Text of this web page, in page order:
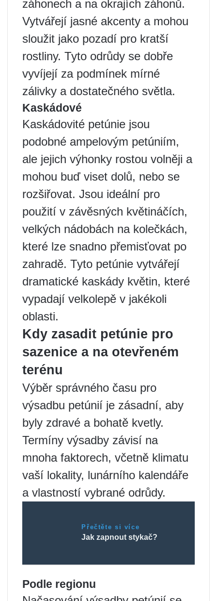
záhonech a na okrajích záhonů.
Vytvářejí jasné akcenty a mohou
sloužit jako pozadí pro kratší
rostliny. Tyto odrůdy se dobře
vyvíjejí za podmínek mírné
zálivky a dostatečného světla.
Kaskádové
Kaskádovité petúnie jsou
podobné ampelovým petúniím,
ale jejich výhonky rostou volněji a
mohou buď viset dolů, nebo se
rozšiřovat. Jsou ideální pro
použití v závěsných květináčích,
velkých nádobách na kolečkách,
které lze snadno přemisťovat po
zahradě. Tyto petúnie vytvářejí
dramatické kaskády květin, které
vypadají velkolepě v jakékoli
oblasti.
Kdy zasadit petúnie pro
sazenice a na otevřeném
terénu
Výběr správného času pro
výsadbu petúnií je zásadní, aby
byly zdravé a bohatě kvetly.
Termíny výsadby závisí na
mnoha faktorech, včetně klimatu
vaší lokality, lunárního kalendáře
a vlastností vybrané odrůdy.
Přečtěte si více
Jak zapnout stykač?
Podle regionu